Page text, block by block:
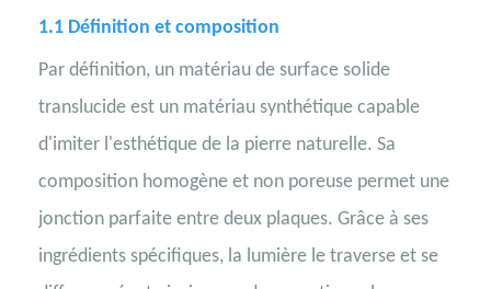
1.1 Définition et composition
Par définition, un matériau de surface solide
translucide est un matériau synthétique capable
d'imiter l'esthétique de la pierre naturelle. Sa
composition homogène et non poreuse permet une
jonction parfaite entre deux plaques. Grâce à ses
ingrédients spécifiques, la lumière le traverse et se